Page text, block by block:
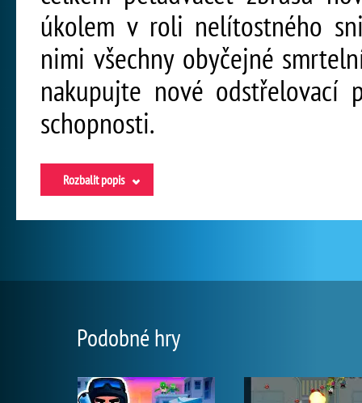
úkolem v roli nelítostného
nimi všechny obyčejné
nakupujte nové
schopnosti.
Rozbalit popis
Podobné hry